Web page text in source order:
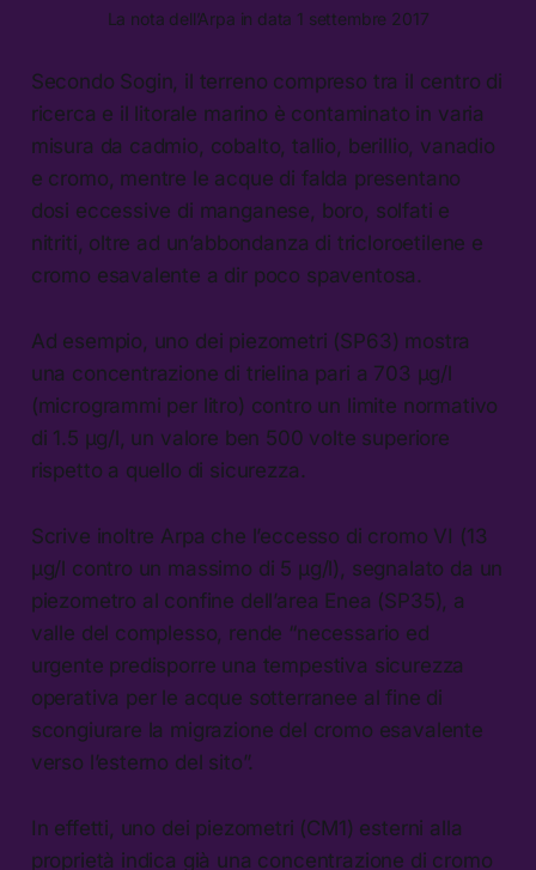
La nota dell’Arpa in data 1 settembre 2017
Secondo Sogin, il terreno compreso tra il centro di
ricerca e il litorale marino è contaminato in varia
misura da cadmio, cobalto, tallio, berillio, vanadio
e cromo, mentre le acque di falda presentano
dosi eccessive di manganese, boro, solfati e
nitriti, oltre ad un’abbondanza di tricloroetilene e
cromo esavalente a dir poco spaventosa.
Ad esempio, uno dei piezometri (SP63) mostra
una concentrazione di trielina pari a 703 µg/l
(microgrammi per litro) contro un limite normativo
di 1.5 µg/l, un valore ben 500 volte superiore
rispetto a quello di sicurezza.
Scrive inoltre Arpa che l’eccesso di cromo VI (13
µg/l contro un massimo di 5 µg/l), segnalato da un
piezometro al confine dell’area Enea (SP35), a
valle del complesso, rende “necessario ed
urgente predisporre una tempestiva sicurezza
operativa per le acque sotterranee al fine di
scongiurare la migrazione del cromo esavalente
verso l’esterno del sito”.
In effetti, uno dei piezometri (CM1) esterni alla
proprietà indica già una concentrazione di cromo